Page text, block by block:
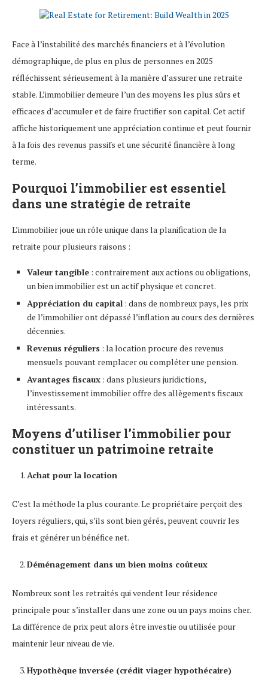
Face à l’instabilité des marchés financiers et à l’évolution
démographique, de plus en plus de personnes en 2025
réfléchissent sérieusement à la manière d’assurer une retraite
stable. L’immobilier demeure l’un des moyens les plus sûrs et
efficaces d’accumuler et de faire fructifier son capital. Cet actif
affiche historiquement une appréciation continue et peut fournir
à la fois des revenus passifs et une sécurité financière à long
terme.
Pourquoi l’immobilier est essentiel
dans une stratégie de retraite
L’immobilier joue un rôle unique dans la planification de la
retraite pour plusieurs raisons :
Valeur tangible : contrairement aux actions ou obligations,
un bien immobilier est un actif physique et concret.
Appréciation du capital : dans de nombreux pays, les prix
de l’immobilier ont dépassé l’inflation au cours des dernières
décennies.
Revenus réguliers : la location procure des revenus
mensuels pouvant remplacer ou compléter une pension.
Avantages fiscaux : dans plusieurs juridictions,
l’investissement immobilier offre des allègements fiscaux
intéressants.
Moyens d’utiliser l’immobilier pour
constituer un patrimoine retraite
Achat pour la location
C’est la méthode la plus courante. Le propriétaire perçoit des
loyers réguliers, qui, s’ils sont bien gérés, peuvent couvrir les
frais et générer un bénéfice net.
Déménagement dans un bien moins coûteux
Nombreux sont les retraités qui vendent leur résidence
principale pour s’installer dans une zone ou un pays moins cher.
La différence de prix peut alors être investie ou utilisée pour
maintenir leur niveau de vie.
Hypothèque inversée (crédit viager hypothécaire)